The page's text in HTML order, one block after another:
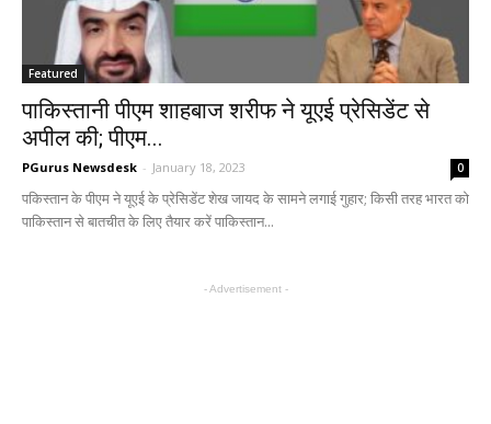
Featured
पाकिस्तानी पीएम शाहबाज शरीफ ने यूएई प्रेसिडेंट से
अपील की; पीएम...
PGurus Newsdesk - January 18, 2023 0
पकिस्तान के पीएम ने यूएई के प्रेसिडेंट शेख जायद के सामने लगाई गुहार; किसी तरह भारत को
पाकिस्तान से बातचीत के लिए तैयार करें पाकिस्तान...
- Advertisement -